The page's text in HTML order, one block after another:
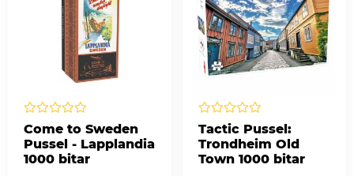
Come to Sweden
Pussel - Lapplandia
1000 bitar
Tactic Pussel:
Trondheim Old
Town 1000 bitar